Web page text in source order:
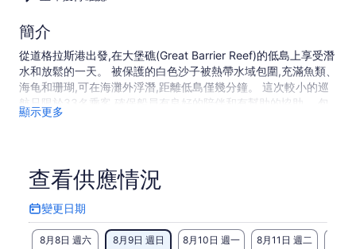
簡介
從道格拉斯港出發,在大堡礁(Great Barrier Reef)的低島上享受潛
水和放鬆的一天。 被保護的白色沙子被熱帶水域包圍,充滿魚類、
海龟和珊瑚,可在海灘外浮潛,距離低島僅幾分鐘。 這次較小的巡
航只限於33名乘客,確保船員有良好的陪伴和有幫助的協助。 包
括自助午餐,以及早上和下午茶、導游潛水、玻璃底船遊和導游島
顯示更多
查看供應情況
變更日期
變
更
8月8日 週六 8月9日 週日 8月10日 週一 8月11日 週二